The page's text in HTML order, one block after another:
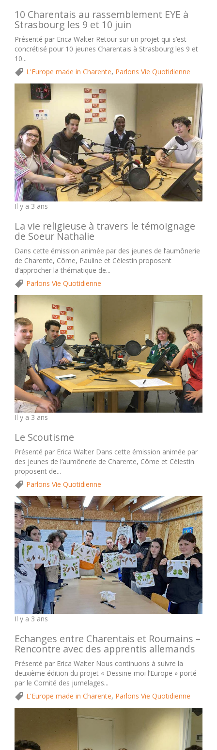
10 Charentais au rassemblement EYE à
Strasbourg les 9 et 10 juin
Présenté par Erica Walter Retour sur un projet qui s’est
concrétisé pour 10 jeunes Charentais à Strasbourg les 9 et
10...
L'Europe made in Charente, Parlons Vie Quotidienne
Il y a 3 ans
La vie religieuse à travers le témoignage
de Soeur Nathalie
Dans cette émission animée par des jeunes de l’aumônerie
de Charente, Côme, Pauline et Célestin proposent
d’approcher la thématique de...
Parlons Vie Quotidienne
Il y a 3 ans
Le Scoutisme
Présenté par Erica Walter Dans cette émission animée par
des jeunes de l’aumônerie de Charente, Côme et Célestin
proposent de...
Parlons Vie Quotidienne
Il y a 3 ans
Echanges entre Charentais et Roumains –
Rencontre avec des apprentis allemands
Présenté par Erica Walter Nous continuons à suivre la
deuxième édition du projet « Dessine-moi l’Europe » porté
par le Comité des jumelages...
L'Europe made in Charente, Parlons Vie Quotidienne